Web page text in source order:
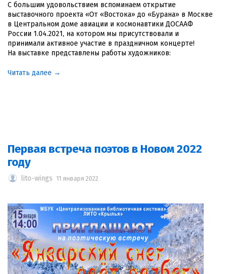
С большим удовольствием вспоминаем открытие
выставочного проекта «От «Востока» до «Бурана» в Москве
в Центральном доме авиации и космонавтики ДОСААФ
России 1.04.2021, на котором мы присутствовали и
принимали активное участие в праздничном концерте!
На выставке представлены работы художников:
Читать далее →
Первая встреча поэтов в Новом 2022
году
lito-wings 11 января 2022